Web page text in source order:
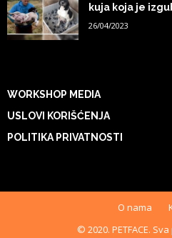
kuja koja je
26/04/2023
WORKSHOP MEDIA
USLOVI KORIŠĆENJA
POLITIKA PRIVATNOSTI
O nama
© 2020. PETFACE.